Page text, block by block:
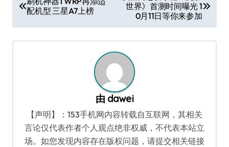
章
导
航
配机型 三星A7上榜
世界》首测时间曝光 1
0月11日等你来参加
由 dawei
【声明】：153手机网内容转载自互联网，其相关
言论仅代表作者个人观点绝非权威，不代表本站立
场。如您发现内容存在版权问题，请提交相关链接